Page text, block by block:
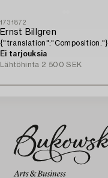
1731872
Ernst Billgren
{"translation":"Composition."}.
Ei tarjouksia
Lähtöhinta 2 500 SEK